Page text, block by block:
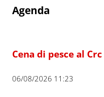
Agenda
Cena di pesce al
06/08/2026 11:23